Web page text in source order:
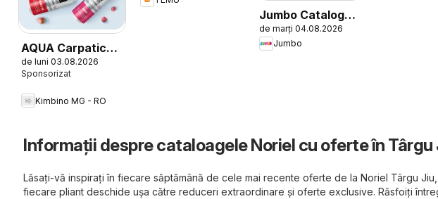
AQUA Carpatica
Flavours
de luni 03.08.2026
Kimbino MG - RO
Jumbo Catalog
nou
de marți 04.08.2026
Jumbo
Informații despre cataloagele Noriel cu oferte în Târgu
Lăsați-vă inspirați în fiecare săptămână de cele mai recente oferte de la Noriel Târgu
fiecare pliant deschide ușa către reduceri extraordinare și oferte exclusive. Răsfoiți